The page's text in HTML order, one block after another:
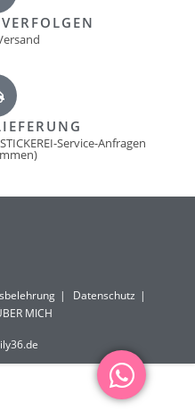
Service-Anfragen
Datenschutz
MICH